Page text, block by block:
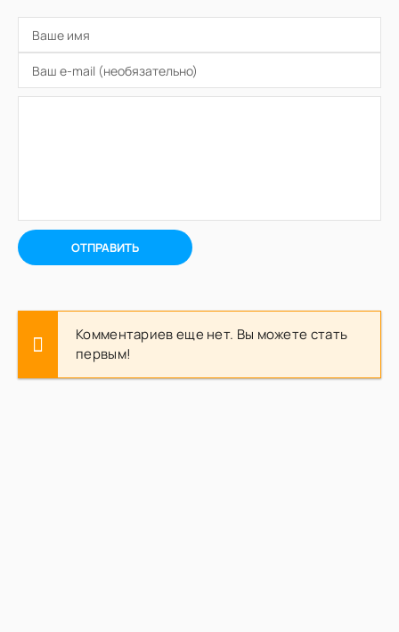
ОТПРАВИТЬ
Комментариев еще нет. Вы можете стать
первым!